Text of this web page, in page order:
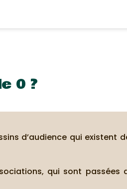
0 ?
d’audience qui existent
qui sont